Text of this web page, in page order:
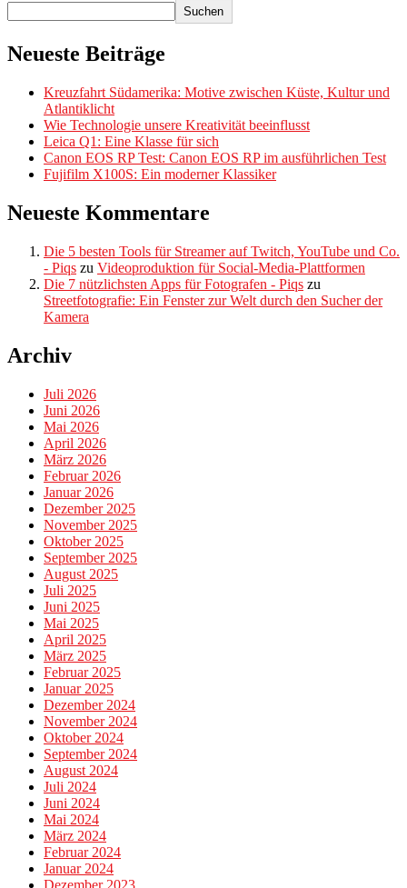
Suchen
Neueste Beiträge
Kreuzfahrt Südamerika: Motive zwischen Küste, Kultur und
Atlantiklicht
Wie Technologie unsere Kreativität beeinflusst
Leica Q1: Eine Klasse für sich
Canon EOS RP Test: Canon EOS RP im ausführlichen Test
Fujifilm X100S: Ein moderner Klassiker
Neueste Kommentare
Die 5 besten Tools für Streamer auf Twitch, YouTube und Co.
- Piqs zu Videoproduktion für Social-Media-Plattformen
Die 7 nützlichsten Apps für Fotografen - Piqs zu
Streetfotografie: Ein Fenster zur Welt durch den Sucher der
Kamera
Archiv
Juli 2026
Juni 2026
Mai 2026
April 2026
März 2026
Februar 2026
Januar 2026
Dezember 2025
November 2025
Oktober 2025
September 2025
August 2025
Juli 2025
Juni 2025
Mai 2025
April 2025
März 2025
Februar 2025
Januar 2025
Dezember 2024
November 2024
Oktober 2024
September 2024
August 2024
Juli 2024
Juni 2024
Mai 2024
März 2024
Februar 2024
Januar 2024
Dezember 2023